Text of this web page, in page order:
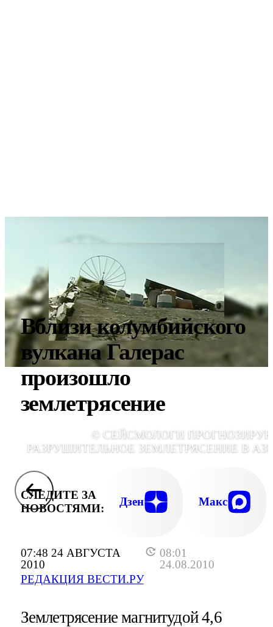
07:48 24 АВГУСТА
2010
08:01
24.08.2010
РЕДАКЦИЯ ВЕСТИ.РУ
Вблизи колумбийского
вулкана Галерас
произошло
землетрясение
© СЕЙСМОЛОГИ
РАЗРУШИТЕЛЬНОЕ ЗЕМЛЕТРЯСЕНИЕ В
СЛЕДИТЕ ЗА
НОВОСТЯМИ:
Дзен Макс
Землетрясение магнитудой 4,6